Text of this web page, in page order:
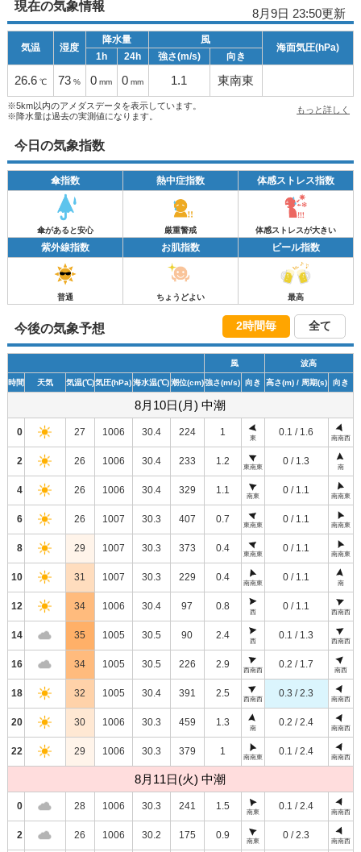
現在の気象情報
8月9日 23:50更新
気温 湿度
降水量 風
海面気圧(hPa)
1h 24h 強さ(m/s) 向き
26.6 ℃ 73 % 0 mm 0 mm 1.1 東南東
※5km以内のアメダスデータを表示しています。
※降水量は過去の実測値になります。
もっと詳しく
今日の気象指数
傘指数 熱中症指数 体感ストレス指数
傘があると安心 厳重警戒 体感ストレスが大きい
紫外線指数 お肌指数 ビール指数
普通 ちょうどよい 最高
今後の気象予想 2時間毎 全て
風 波高
時間 天気 気温(℃)気圧(hPa) 海水温(℃)潮位(cm)強さ(m/s) 向き 高さ(m)/ 周期(s) 向き
8月10日(月) 中潮
0 27 1006 30.4 224 1
東
0.1 / 1.6
南南西
2 26 1006 30.4 233 1.2
東南東
0 / 1.3
南
4 26 1006 30.4 329 1.1
南東
0 / 1.1
南南東
6 26 1007 30.3 407 0.7
東南東
0 / 1.1
南南東
8 29 1007 30.3 373 0.4
東南東
0 / 1.1
南南東
10 31 1007 30.3 229 0.4
南南東
0 / 1.1
南
12 34 1006 30.4 97 0.8
西
0 / 1.1
西南西
14 35 1005 30.5 90 2.4
西
0.1 / 1.3
西南西
16 34 1005 30.5 226 2.9
西南西
0.2 / 1.7
南西
18 32 1005 30.4 391 2.5
西南西
0.3 / 2.3
南南西
20 30 1006 30.3 459 1.3
南
0.2 / 2.4
南南西
22 29 1006 30.3 379 1
南南東
0.1 / 2.4
南南西
8月11日(火) 中潮
0 28 1006 30.3 241 1.5
南東
0.1 / 2.4
南南西
2 26 1006 30.2 175 0.9
南東
0 / 2.3
南南西